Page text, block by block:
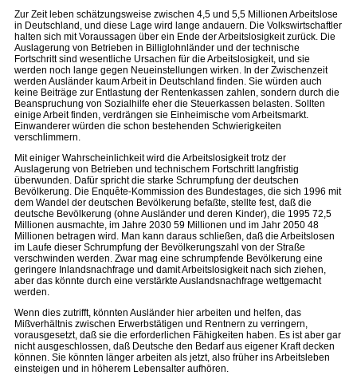
Zur Zeit leben schätzungsweise zwischen 4,5 und 5,5 Millionen Arbeitslose
in Deutschland, und diese Lage wird lange andauern. Die Volkswirtschaftler
halten sich mit Voraussagen über ein Ende der Arbeitslosigkeit zurück. Die
Auslagerung von Betrieben in Billiglohnländer und der technische
Fortschritt sind wesentliche Ursachen für die Arbeitslosigkeit, und sie
werden noch lange gegen Neueinstellungen wirken. In der Zwischenzeit
werden Ausländer kaum Arbeit in Deutschland finden. Sie würden auch
keine Beiträge zur Entlastung der Rentenkassen zahlen, sondern durch die
Beanspruchung von Sozialhilfe eher die Steuerkassen belasten. Sollten
einige Arbeit finden, verdrängen sie Einheimische vom Arbeitsmarkt.
Einwanderer würden die schon bestehenden Schwierigkeiten
verschlimmern.
Mit einiger Wahrscheinlichkeit wird die Arbeitslosigkeit trotz der
Auslagerung von Betrieben und technischem Fortschritt langfristig
überwunden. Dafür spricht die starke Schrumpfung der deutschen
Bevölkerung. Die Enquête-Kommission des Bundestages, die sich 1996 mit
dem Wandel der deutschen Bevölkerung befaßte, stellte fest, daß die
deutsche Bevölkerung (ohne Ausländer und deren Kinder), die 1995 72,5
Millionen ausmachte, im Jahre 2030 59 Millionen und im Jahr 2050 48
Millionen betragen wird. Man kann daraus schließen, daß die Arbeitslosen
im Laufe dieser Schrumpfung der Bevölkerungszahl von der Straße
verschwinden werden. Zwar mag eine schrumpfende Bevölkerung eine
geringere Inlandsnachfrage und damit Arbeitslosigkeit nach sich ziehen,
aber das könnte durch eine verstärkte Auslandsnachfrage wettgemacht
werden.
Wenn dies zutrifft, könnten Ausländer hier arbeiten und helfen, das
Mißverhältnis zwischen Erwerbstätigen und Rentnern zu verringern,
vorausgesetzt, daß sie die erforderlichen Fähigkeiten haben. Es ist aber gar
nicht ausgeschlossen, daß Deutsche den Bedarf aus eigener Kraft decken
können. Sie könnten länger arbeiten als jetzt, also früher ins Arbeitsleben
einsteigen und in höherem Lebensalter aufhören.